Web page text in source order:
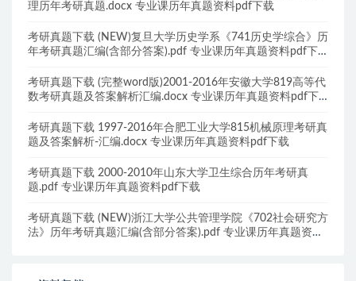
理历年考研真题.docx 专业课历年真题资料pdf下载
考研真题下载 (NEW)复旦大学历史学系《741历史学综合》历
年考研真题汇编(含部分答案).pdf 专业课历年真题资料pdf下
考研真题下载 (完整word版)2001-2016年安徽大学819高等代
数考研真题及答案解析汇编.docx 专业课历年真题资料pdf下
考研真题下载 1997-2016年合肥工业大学815机械原理考研真
题及答案解析-汇编.docx 专业课历年真题资料pdf下载
考研真题下载 2000-2010年山东大学卫生综合历年考研真
题.pdf 专业课历年真题资料pdf下载
考研真题下载 (NEW)浙江大学公共管理学院《702社会研究方
法》历年考研真题汇编(含部分答案).pdf 专业课历年真题资料